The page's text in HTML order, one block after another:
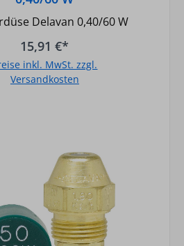
Delavan 0,40/60 W
15,91 €*
inkl. MwSt. zzgl.
Versandkosten